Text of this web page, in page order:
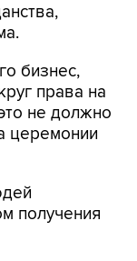
бизнес,
права на
не должно
церемонии
получения